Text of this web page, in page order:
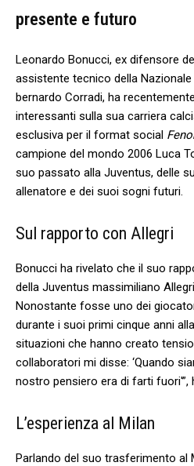
presente e futuro
Leonardo Bonucci,‌ ex difensore
assistente tecnico della Nazionale
bernardo Corradi, ha
interessanti ‌sulla sua carriera
esclusiva per il format‍ social
campione del mondo 2006 Luca
suo passato alla Juventus, delle
allenatore e dei suoi sogni futuri.
Sul rapporto con Allegri
Bonucci ha rivelato che il ⁣suo
della Juventus massimiliano
Nonostante fosse ⁢uno dei
durante i suoi primi cinque anni
situazioni che hanno creato
collaboratori mi disse:‌ ‘Quando
nostro pensiero era di farti‌ fuori'”,
L’esperienza ‍al Milan
Parlando ‌del suo trasferimento al